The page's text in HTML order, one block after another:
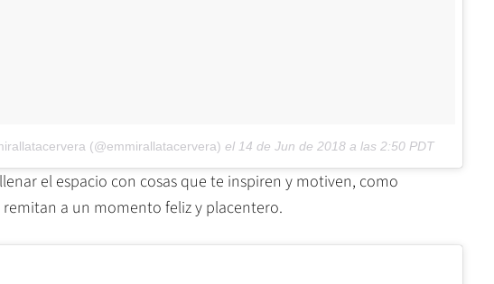
(@emmirallatacervera) el 14 de Jun de 2018 a las 2:50 PDT
el espacio con cosas que te inspiren y motiven, como
a un momento feliz y placentero.